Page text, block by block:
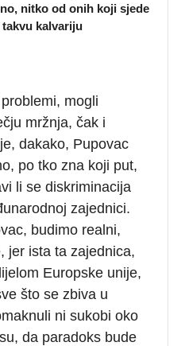
nitko od onih koji sjede
kalvariju
mogli
mržnja, čak i
dakako, Pupovac
po tko zna koji put,
li se diskriminacija
zajednici.
budimo realni,
jer ista ta zajednica,
Europske unije,
što se zbiva u
ni sukobi oko
da paradoks bude